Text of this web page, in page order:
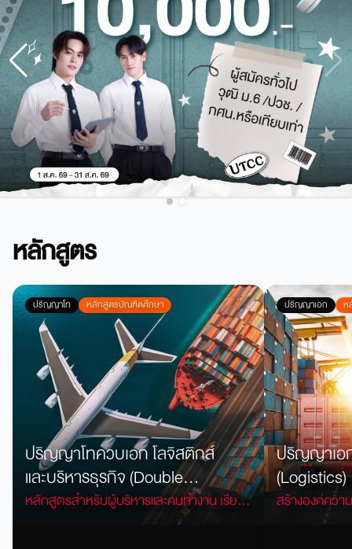
หลักสูตร
ปริญญาโท หลักสูตรบัณฑิตศึกษา
ปริญญาโทควบเอก โลจิสติกส์
และบริหารธุรกิจ (Double
Degree)
หลักสูตรสำหรับผู้บริหารและคนทำงาน เรียน
ต่อเนื่องโทควบเอก พัฒนาความเชี่ยวชาญ
ปริญญาเอก ห
ปริญญาเอ
(Logistics)
สร้างองค์คว
กส์ การขนส่